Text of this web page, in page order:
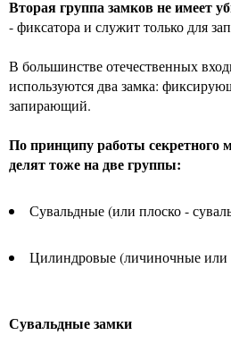
Вторая группа замков не имеет
- фиксатора и служит только для
В большинстве отечественных
используются два замка:
запирающий.
По принципу работы секретного
делят тоже на две группы:
Сувальдные (или плоско -
Цилиндровые (личиночные
Сувальдные замки